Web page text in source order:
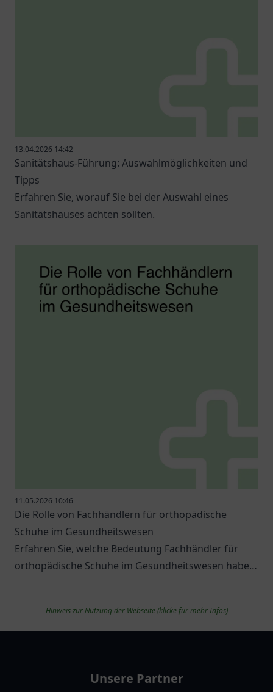
13.04.2026 14:42
Sanitätshaus-Führung: Auswahlmöglichkeiten und
Tipps
Erfahren Sie, worauf Sie bei der Auswahl eines
Sanitätshauses achten sollten.
11.05.2026 10:46
Die Rolle von Fachhändlern für orthopädische
Schuhe im Gesundheitswesen
Erfahren Sie, welche Bedeutung Fachhändler für
orthopädische Schuhe im Gesundheitswesen haben
Hinweis zur Nutzung der Webseite (klicke für mehr Infos)
Unsere Partner